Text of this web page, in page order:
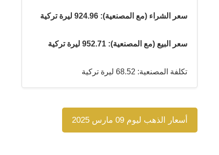
سعر الشراء (مع المصنعية): 924.96 ليرة تركية
سعر البيع (مع المصنعية): 952.71 ليرة تركية
تكلفة المصنعية: 68.52 ليرة تركية
أسعار الذهب ليوم 09 مارس 2025